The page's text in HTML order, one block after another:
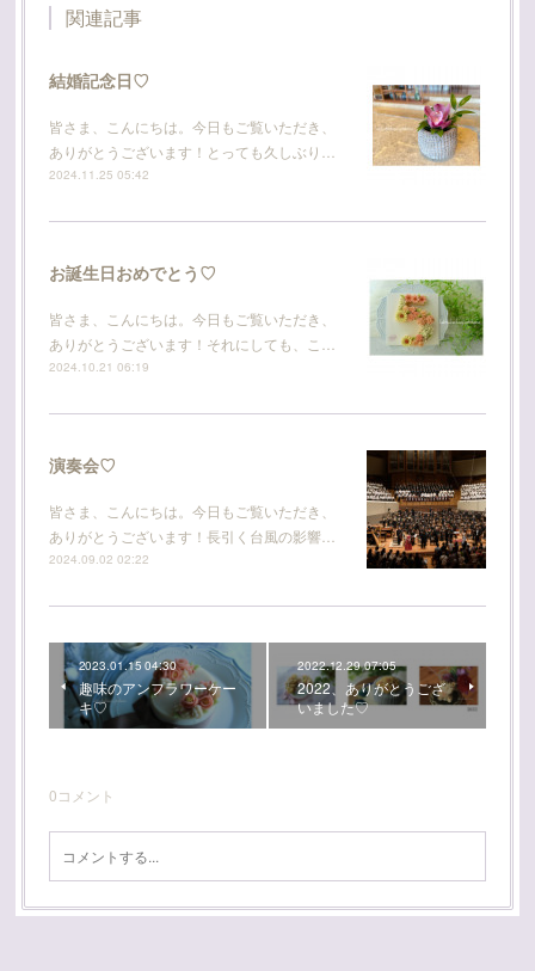
関連記事
結婚記念日♡
皆さま、こんにちは。今日もご覧いただき、
ありがとうございます！とっても久しぶり…
2024.11.25 05:42
お誕生日おめでとう♡
皆さま、こんにちは。今日もご覧いただき、
ありがとうございます！それにしても、こ…
2024.10.21 06:19
演奏会♡
皆さま、こんにちは。今日もご覧いただき、
ありがとうございます！長引く台風の影響…
2024.09.02 02:22
2023.01.15 04:30
趣味のアンフラワーケー
キ♡
2022.12.29 07:05
2022、ありがとうござ
いました♡
0コメント